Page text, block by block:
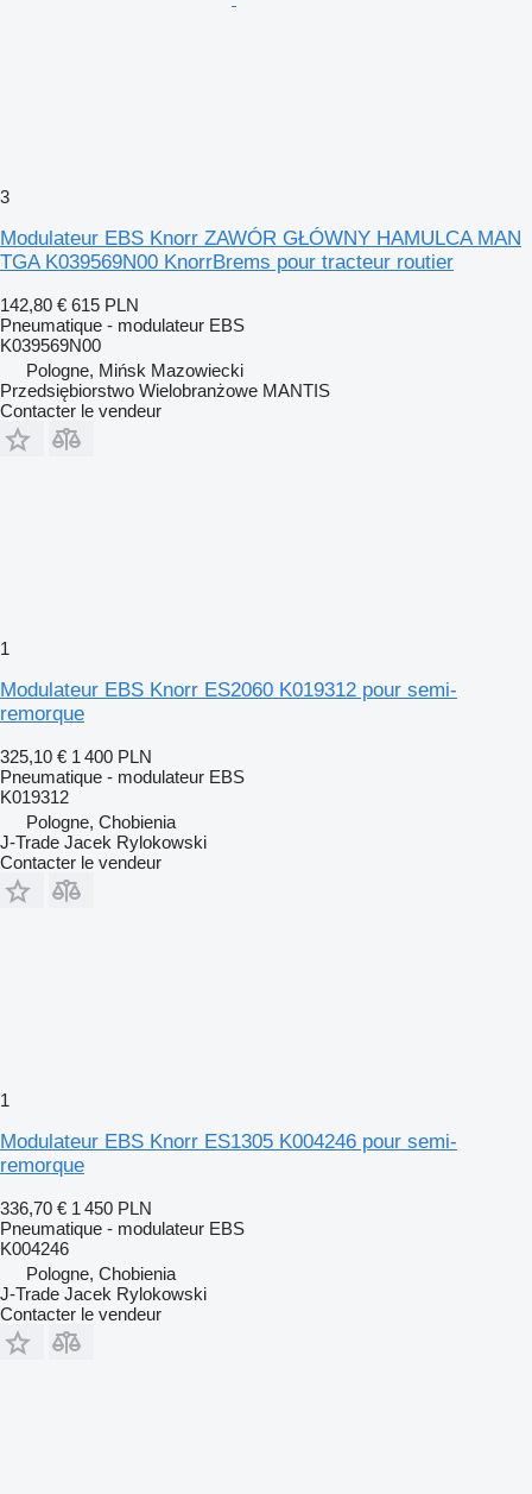
3
Modulateur EBS Knorr ZAWÓR GŁÓWNY HAMULCA MAN
TGA K039569N00 KnorrBrems pour tracteur routier
142,80 € 615 PLN
Pneumatique - modulateur EBS
K039569N00
Pologne, Mińsk Mazowiecki
Przedsiębiorstwo Wielobranżowe MANTIS
Contacter le vendeur
1
Modulateur EBS Knorr ES2060 K019312 pour semi-
remorque
325,10 € 1 400 PLN
Pneumatique - modulateur EBS
K019312
Pologne, Chobienia
J-Trade Jacek Rylokowski
Contacter le vendeur
1
Modulateur EBS Knorr ES1305 K004246 pour semi-
remorque
336,70 € 1 450 PLN
Pneumatique - modulateur EBS
K004246
Pologne, Chobienia
J-Trade Jacek Rylokowski
Contacter le vendeur